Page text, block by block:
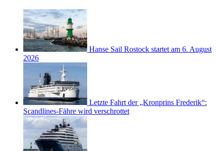
Hanse Sail Rostock startet am 6. August
2026
Letzte Fahrt der „Kronprins Frederik“:
Scandlines-Fähre wird verschrottet